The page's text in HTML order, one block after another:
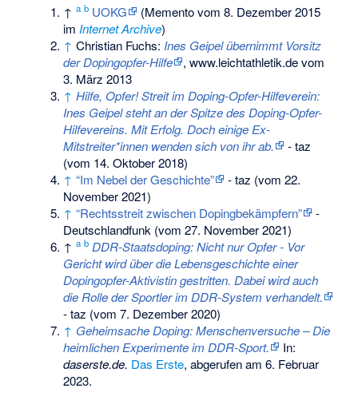
↑a b UOKG (Mementovom 8. Dezember 2015
im Internet Archive)
↑ Christian Fuchs: Ines Geipel übernimmt Vorsitz
der Dopingopfer-Hilfe
, www.leichtathletik.de vom
3. März 2013
↑ Hilfe, Opfer! Streit im Doping-Opfer-Hilfeverein:
Ines Geipel steht an der Spitze des Doping-Opfer-
Hilfevereins. Mit Erfolg. Doch einige Ex-
Mitstreiter*innen wenden sich von ihr ab.
- taz
(vom 14. Oktober 2018)
↑ “Im Nebel der Geschichte”
- taz (vom 22.
November 2021)
↑ “Rechtsstreit zwischen Dopingbekämpfern”
-
Deutschlandfunk (vom 27. November 2021)
↑a b DDR-Staatsdoping: Nicht nur Opfer - Vor
Gericht wird über die Lebensgeschichte einer
Dopingopfer-Aktivistin gestritten. Dabei wird auch
die Rolle der Sportler im DDR-System verhandelt.
- taz (vom 7. Dezember 2020)
↑ Geheimsache Doping: Menschenversuche – Die
heimlichen Experimente im DDR-Sport.
In:
daserste.de. Das Erste, abgerufen am 6. Februar
2023.